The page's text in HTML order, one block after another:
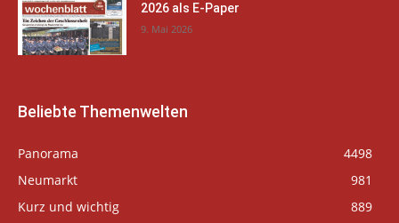
2026 als E-Paper
9. Mai 2026
Beliebte Themenwelten
Panorama
4498
Neumarkt
981
Kurz und wichtig
889